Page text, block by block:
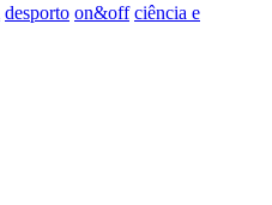
desporto on&off ciência e